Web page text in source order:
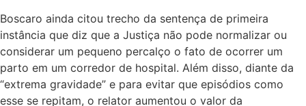
Boscaro ainda citou trecho da sentença de primeira
instância que diz que a Justiça não pode normalizar ou
considerar um pequeno percalço o fato de ocorrer um
parto em um corredor de hospital. Além disso, diante da
“extrema gravidade” e para evitar que episódios como
esse se repitam, o relator aumentou o valor da